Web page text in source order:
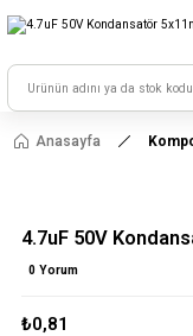
Anasayfa
4.7uF 50V
0 Yorum
₺0,81